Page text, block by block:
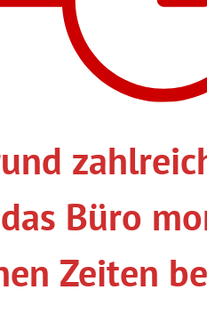
Büro
Zeiten